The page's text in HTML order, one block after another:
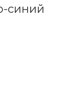
синий